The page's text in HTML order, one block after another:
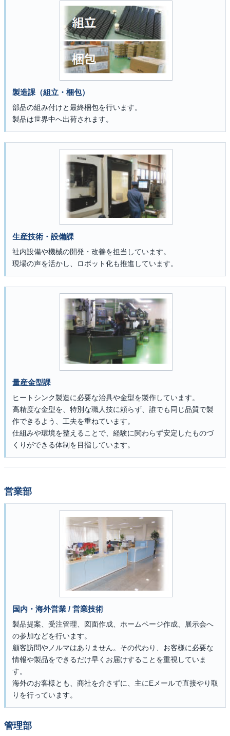
製造課（組立・梱包）
部品の組み付けと最終梱包を行います。
製品は世界中へ出荷されます。
生産技術・設備課
社内設備や機械の開発・改善を担当しています。
現場の声を活かし、ロボット化も推進しています。
量産金型課
ヒートシンク製造に必要な治具や金型を製作しています。
高精度な金型を、特別な職人技に頼らず、誰でも同じ品質で製
作できるよう、工夫を重ねています。
仕組みや環境を整えることで、経験に関わらず安定したものづ
くりができる体制を目指しています。
営業部
国内・海外営業 / 営業技術
製品提案、受注管理、図面作成、ホームページ作成、展示会へ
の参加などを行います。
顧客訪問やノルマはありません。その代わり、お客様に必要な
情報や製品をできるだけ早くお届けすることを重視していま
す。
海外のお客様とも、商社を介さずに、主にEメールで直接やり取
りを行っています。
管理部